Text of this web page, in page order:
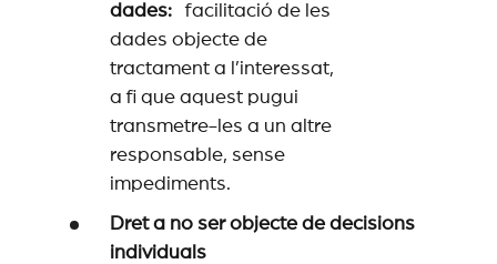
dades: facilitació de les
dades objecte de
tractament a l’interessat,
a fi que aquest pugui
transmetre-les a un altre
responsable, sense
impediments.
Dret a no ser objecte de decisions
individuals